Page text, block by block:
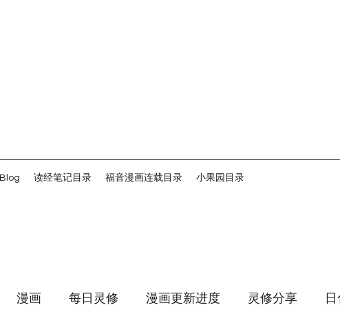
Blog 读经笔记目录 福音漫画连载目录 小果园目录
漫画 每日灵修 漫画更新进度 灵修分享